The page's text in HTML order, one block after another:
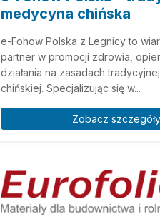
medycyna chińska
e-Fohow Polska z Legnicy to
partner w promocji zdrowia,
działania na zasadach
chińskiej. Specjalizując się w...
Zobacz szczegóły